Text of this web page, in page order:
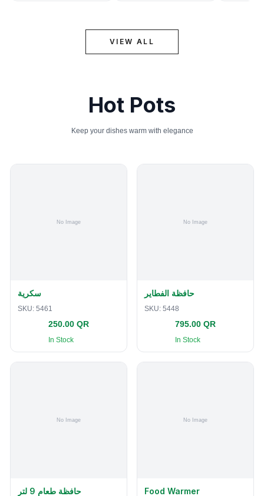
VIEW ALL
Hot Pots
Keep your dishes warm with elegance
سكرية
SKU: 5461
250.00 QR
In Stock
حافظة الفطاير
SKU: 5448
795.00 QR
In Stock
حافظة طعام 9 لتر Food Warmer